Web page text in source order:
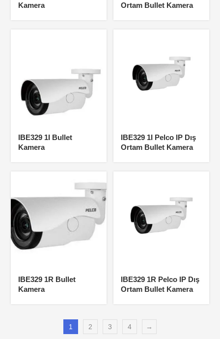
Kamera
Ortam Bullet Kamera
IBE329 1I Bullet
Kamera
IBE329 1I Pelco IP Dış
Ortam Bullet Kamera
IBE329 1R Bullet
Kamera
IBE329 1R Pelco IP Dış
Ortam Bullet Kamera
1 2 3 4 →